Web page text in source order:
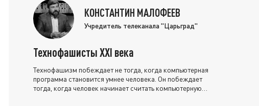
КОНСТАНТИН МАЛОФЕЕВ
Учредитель телеканала "Царьград"
Технофашисты XXI века
Технофашизм побеждает не тогда, когда компьютерная
программа становится умнее человека. Он побеждает
тогда, когда человек начинает считать компьютерную